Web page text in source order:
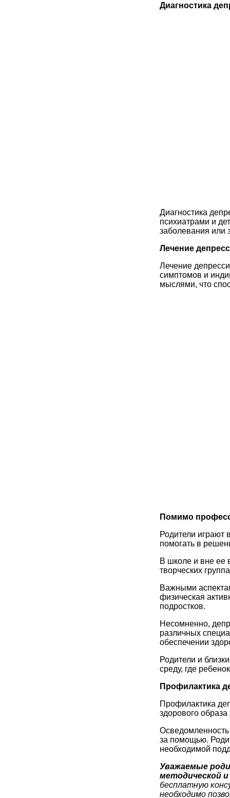
Диагностика
Диагностика
психиатрами и
заболевания или
Лечение
Лечение
симптомов и
мыслями, что
Помимо
Родители играют
помогать в
В школе и вне ее
творческих
Важными
физическая
подростков.
Несомненно,
различных
обеспечении
Родители и
среду, где
Профилактика
Профилактика
здорового
за помощью.
необходимой
Уважаемые
методической
бесплатную
необходимо